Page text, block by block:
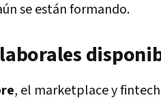
se están formando.
, el marketplace y